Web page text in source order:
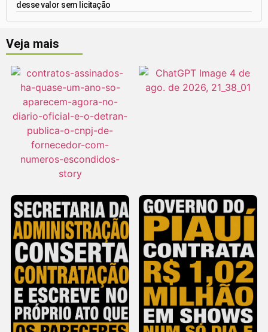
desse valor sem licitação
Veja mais